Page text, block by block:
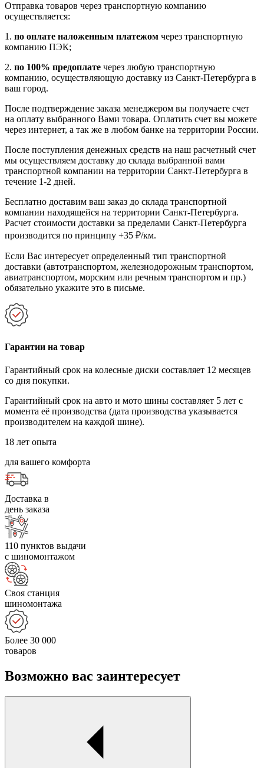
Отправка товаров через транспортную компанию
осуществляется:
1. по оплате наложенным платежом через транспортную
компанию ПЭК;
2. по 100% предоплате через любую транспортную
компанию, осуществляющую доставку из Санкт-Петербурга в
ваш город.
После подтверждение заказа менеджером вы получаете счет
на оплату выбранного Вами товара. Оплатить счет вы можете
через интернет, а так же в любом банке на территории России.
После поступления денежных средств на наш расчетный счет
мы осуществляем доставку до склада выбранной вами
транспортной компании на территории Санкт-Петербурга в
течение 1-2 дней.
Бесплатно доставим ваш заказ до склада транспортной
компании находящейся на территории Санкт-Петербурга.
Расчет стоимости доставки за пределами Санкт-Петербурга
производится по принципу +35 ₽/км.
Если Вас интересует определенный тип транспортной
доставки (автотранспортом, железнодорожным транспортом,
авиатранспортом, морским или речным транспортом и пр.)
обязательно укажите это в письме.
Гарантии на товар
Гарантийный срок на колесные диски составляет 12 месяцев
со дня покупки.
Гарантийный срок на авто и мото шины составляет 5 лет с
момента её производства (дата производства указывается
производителем на каждой шине).
18 лет опыта
для вашего комфорта
Доставка в
день заказа
110 пунктов выдачи
с шиномонтажом
Своя станция
шиномонтажа
Более 30 000
товаров
Возможно вас заинтересует